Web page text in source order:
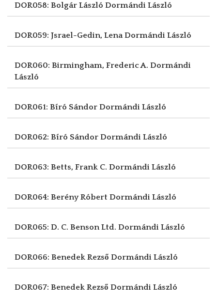
DOR058: Bolgár László Dormándi László
DOR059: Jsrael-Gedin, LenaDormándi László
DOR060: Birmingham, Frederic A. Dormándi
László
DOR061: Bíró Sándor Dormándi László
DOR062: Bíró Sándor Dormándi László
DOR063: Betts, Frank C. Dormándi László
DOR064: Berény Róbert Dormándi László
DOR065: D. C. Benson Ltd. Dormándi László
DOR066: Benedek Rezső Dormándi László
DOR067: Benedek Rezső Dormándi László